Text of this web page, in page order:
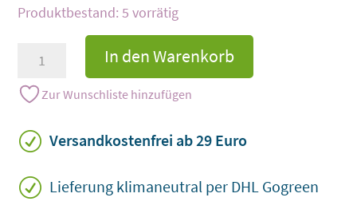
5 vorrätig
Herzkerzen
geflochten
in
zwei
Größen
In den Warenkorb
Zur Wunschliste hinzufügen
R Versandkostenfrei ab 29 Euro
R Lieferung klimaneutral per DHL Gogreen